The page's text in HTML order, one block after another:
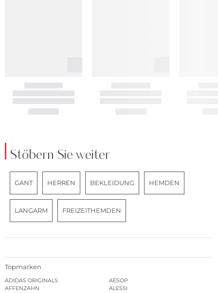
Stöbern Sie weiter
GANT HERREN BEKLEIDUNG HEMDEN
LANGARM FREIZEITHEMDEN
Topmarken
ADIDAS ORIGINALS
AESOP
AFFENZAHN
ALESSI